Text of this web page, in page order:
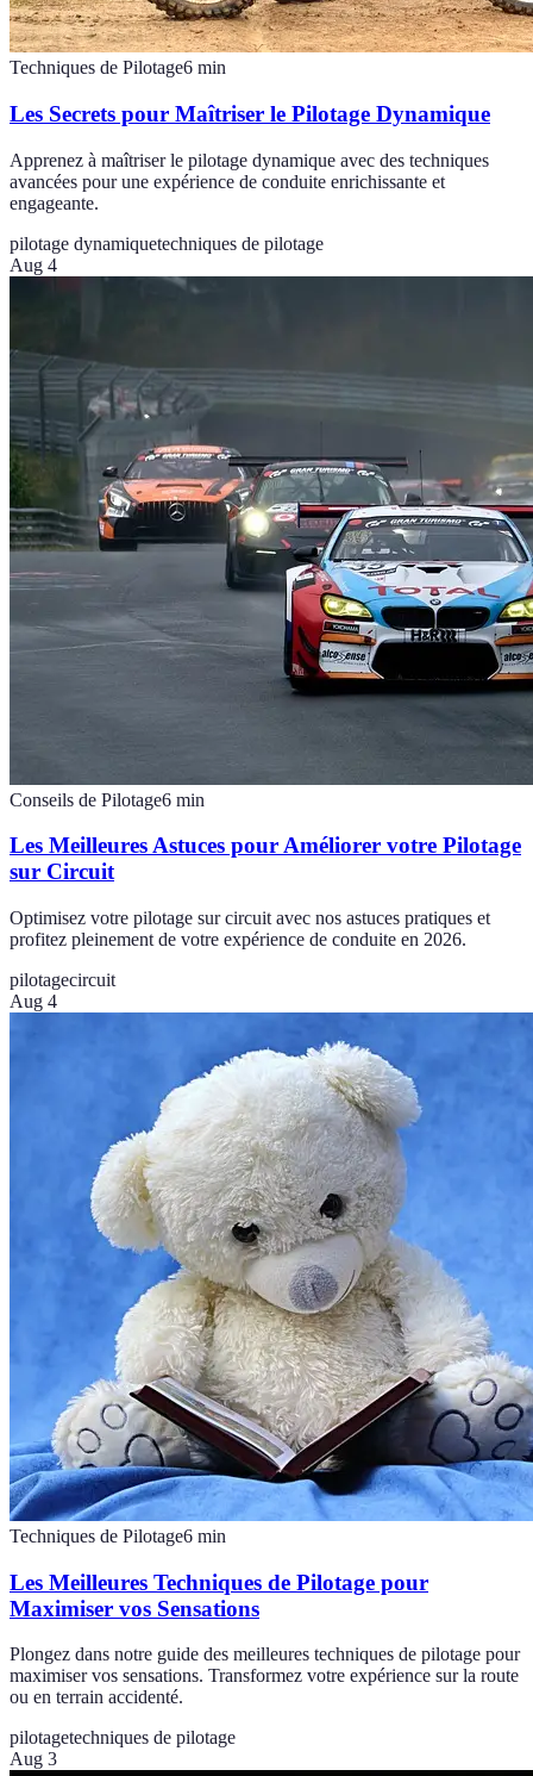
Techniques de Pilotage6 min
Les Secrets pour Maîtriser le Pilotage Dynamique
Apprenez à maîtriser le pilotage dynamique avec des techniques
avancées pour une expérience de conduite enrichissante et
engageante.
pilotage dynamiquetechniques de pilotage
Aug 4
Conseils de Pilotage6 min
Les Meilleures Astuces pour Améliorer votre Pilotage
sur Circuit
Optimisez votre pilotage sur circuit avec nos astuces pratiques et
profitez pleinement de votre expérience de conduite en 2026.
pilotagecircuit
Aug 4
Techniques de Pilotage6 min
Les Meilleures Techniques de Pilotage pour
Maximiser vos Sensations
Plongez dans notre guide des meilleures techniques de pilotage pour
maximiser vos sensations. Transformez votre expérience sur la route
ou en terrain accidenté.
pilotagetechniques de pilotage
Aug 3